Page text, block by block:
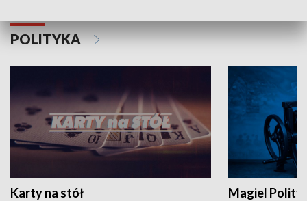
POLITYKA
Karty na stół Magiel